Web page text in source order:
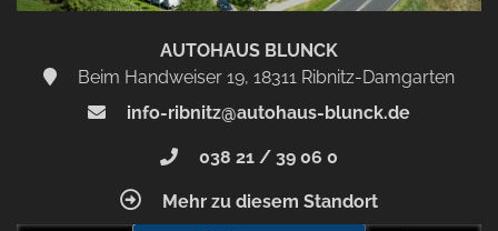
AUTOHAUS BLUNCK
Beim Handweiser 19, 18311 Ribnitz-Damgarten
info-ribnitz@autohaus-blunck.de
038 21 / 39 06 0
Mehr zu diesem Standort